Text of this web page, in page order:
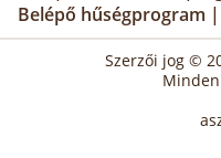
Belépő hűségprogram |
Szerzői jog ©